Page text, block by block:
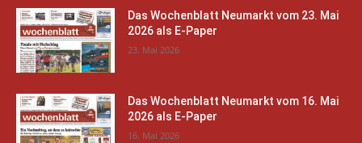
Das Wochenblatt Neumarkt vom 23. Mai
2026 als E-Paper
23. Mai 2026
Das Wochenblatt Neumarkt vom 16. Mai
2026 als E-Paper
16. Mai 2026